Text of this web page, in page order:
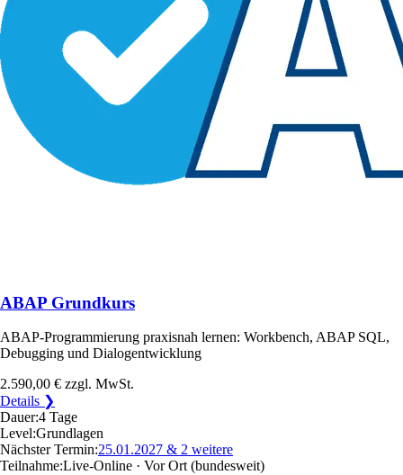
ABAP Grundkurs
ABAP-Programmierung praxisnah lernen: Workbench, ABAP SQL,
Debugging und Dialogentwicklung
2.590,00 € zzgl. MwSt.
Details ❯
Dauer:4 Tage
Level:Grundlagen
Nächster Termin:25.01.2027 & 2 weitere
Teilnahme:Live-Online · Vor Ort (bundesweit)